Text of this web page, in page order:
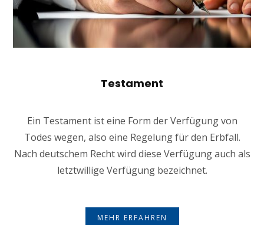
Testament
Ein Testament ist eine Form der Verfügung von
Todes wegen, also eine Regelung für den Erbfall.
Nach deutschem Recht wird diese Verfügung auch als
letztwillige Verfügung bezeichnet.
MEHR ERFAHREN